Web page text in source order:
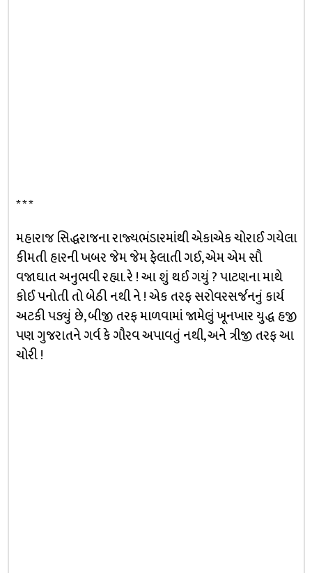
* * *
મહારાજ સિદ્ધરાજના રાજ્યભંડારમાંથી એકાએક ચોરાઈ ગયેલા
કીમતી હારની ખબર જેમ જેમ ફેલાતી ગઈ, એમ એમ સૌ
વજાઘાત અનુભવી રહ્યા. રે ! આ શું થઈ ગયું ? પાટણના માથે
કોઈ પનોતી તો બેઠી નથી ને ! એક તરફ સરોવરસર્જનનું કાર્ય
અટકી પડ્યું છે, બીજી તરફ માળવામાં જામેલું ખૂનખાર યુદ્ધ હજી
પણ ગુજરાતને ગર્વ કે ગૌરવ અપાવતું નથી, અને ત્રીજી તરફ આ
ચોરી !